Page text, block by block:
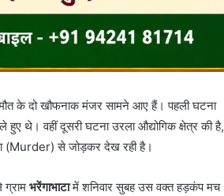
मौत के दो खौफनाक मंजर सामने आए हैं। पहली घटना
थे। वहीं दूसरी घटना उरला औद्योगिक क्षेत्र की है,
(Murder) से जोड़कर देख रही है।
भरेंगाभाटामें शनिवार सुबह उस वक्त हड़कंप मच